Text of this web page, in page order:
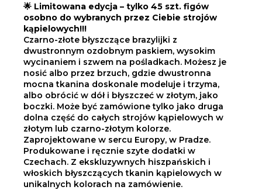
🌟 Limitowana edycja – tylko 45 szt. figów
osobno do wybranych przez Ciebie strojów
kąpielowych!!!
Czarno-złote błyszczące brazylijki z
dwustronnym ozdobnym paskiem, wysokim
wycinaniem i szwem na pośladkach. Możesz je
nosić albo przez brzuch, gdzie dwustronna
mocna tkanina doskonale modeluje i trzyma,
albo obrócić w dół i błyszczeć w złotym, jako
boczki. Może być zamówione tylko jako druga
dolna część do całych strojów kąpielowych w
złotym lub czarno-złotym kolorze.
Zaprojektowane w sercu Europy, w Pradze.
Produkowane i ręcznie szyte dodatki w
Czechach. Z ekskluzywnych hiszpańskich i
włoskich błyszczących tkanin kąpielowych w
unikalnych kolorach na zamówienie.